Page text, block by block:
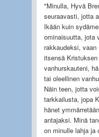
"Minulla, Hyvä
seuraavasti, jotta
Ikään kuin
ominaisuutta, jota
rakkaudeksi,
itsensä
vanhurskauteni,
tai oleellinen
Näin teen, jotta
tarkkailusta, jopa
hänet
antajaksi. Minä
on minulle lahja ja